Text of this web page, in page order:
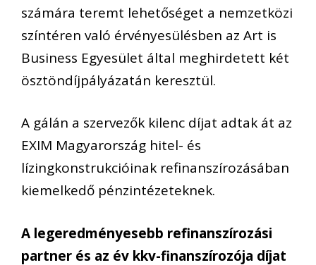
számára teremt lehetőséget a nemzetközi
színtéren való érvényesülésben az Art is
Business Egyesület által meghirdetett két
ösztöndíjpályázatán keresztül.
A gálán a szervezők kilenc díjat adtak át az
EXIM Magyarország hitel- és
lízingkonstrukcióinak refinanszírozásában
kiemelkedő pénzintézeteknek.
A legeredményesebb refinanszírozási
partner és az év kkv-finanszírozója díjat